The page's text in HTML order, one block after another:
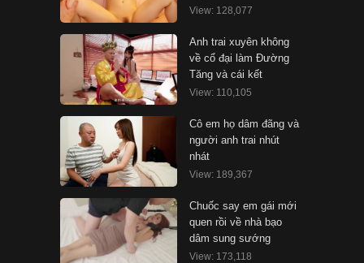
View: 128,077
Anh trai xuyên không
về cổ đại làm Đường
Tăng và cái kết
View: 110,105
Cô em họ dâm đãng và
người anh trai nhút
nhát
View: 189,367
Chuốc say em gái mới
quen rồi về nhà bạo
dâm sung sướng
View: 173,118